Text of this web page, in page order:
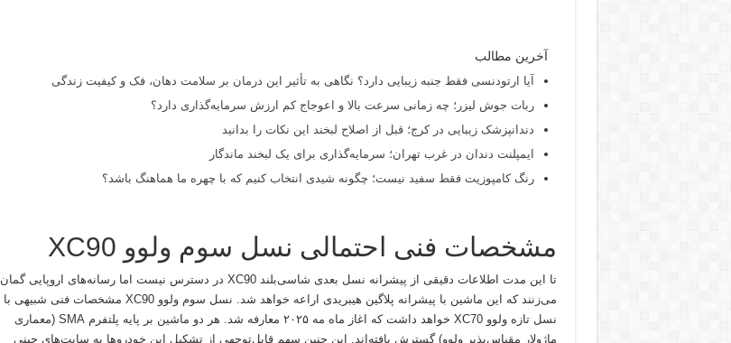
آخرین مطالب
آیا ارتودنسی فقط جنبه زیبایی دارد؟ نگاهی به تأثیر این درمان بر سلامت دهان، فک و کیفیت زندگی
ربات جوش لیزر؛ چه زمانی سرعت بالا و اعوجاج کم ارزش سرمایه‌گذاری دارد؟
دندانپزشک زیبایی در کرج؛ قبل از اصلاح لبخند این نکات را بدانید
ایمپلنت دندان در غرب تهران؛ سرمایه‌گذاری برای یک لبخند ماندگار
رنگ کامپوزیت فقط سفید نیست؛ چگونه شیدی انتخاب کنیم که با چهره ما هماهنگ باشد؟
مشخصات فنی احتمالی نسل سوم ولوو XC90
تا این مدت اطلاعات دقیقی از پیشرانه نسل بعدی شاسی‌بلند XC90 در دسترس نیست اما رسانه‌های اروپایی گمان
می‌زنند که این ماشین با پیشرانه پلاگین هیبریدی اراعه خواهد شد. نسل سوم ولوو XC90 مشخصات فنی شبیهی با
نسل تازه ولوو XC70 خواهد داشت که اغاز ماه مه ۲۰۲۵ معارفه شد. هر دو ماشین بر پایه پلتفرم SMA (معماری
ماژولار مقیاس‌پذیر ولوو) گسترش یافته‌اند. این چنین سهم قابل‌توجهی از تشکیل این خودروها به سایت‌های چینی